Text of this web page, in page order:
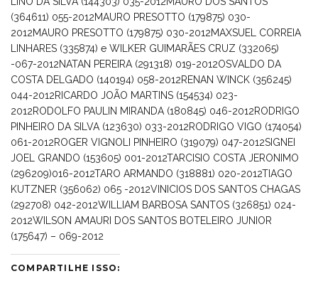
(364611) 055-2012MAURO PRESOTTO (179875) 030-
2012MAURO PRESOTTO (179875) 030-2012MAXSUEL CORREIA
LINHARES (335874) e WILKER GUIMARÃES CRUZ (332065)
-067-2012NATAN PEREIRA (291318) 019-2012OSVALDO DA
COSTA DELGADO (140194) 058-2012RENAN WINCK (356245)
044-2012RICARDO JOÃO MARTINS (154534) 023-
2012RODOLFO PAULIN MIRANDA (180845) 046-2012RODRIGO
PINHEIRO DA SILVA (123630) 033-2012RODRIGO VIGO (174054)
061-2012ROGER VIGNOLI PINHEIRO (319079) 047-2012SIGNEI
JOEL GRANDO (153605) 001-2012TARCISIO COSTA JERONIMO
(296209)016-2012TARO ARMANDO (318881) 020-2012TIAGO
KUTZNER (356062) 065 -2012VINICIOS DOS SANTOS CHAGAS
(292708) 042-2012WILLIAM BARBOSA SANTOS (326851) 024-
2012WILSON AMAURI DOS SANTOS BOTELEIRO JUNIOR
(175647) – 069-2012
COMPARTILHE ISSO: